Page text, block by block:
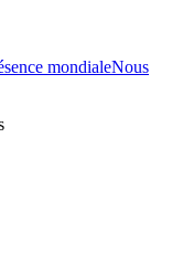
mondialeNous